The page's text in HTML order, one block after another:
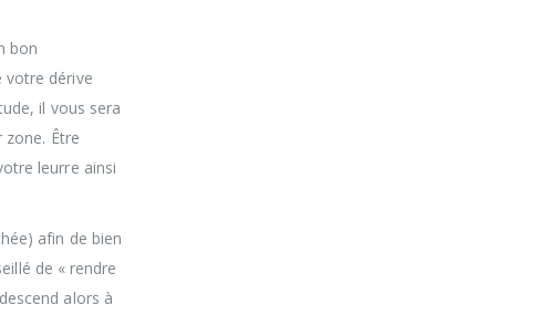
bon
votre dérive
il vous sera
Être
leurre ainsi
afin de bien
de « rendre
alors à